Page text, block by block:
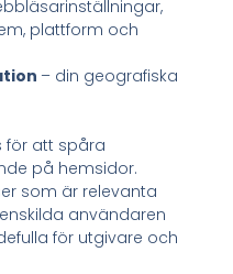
plattform och
– din geografiska
för att spåra
på hemsidor.
som är relevanta
användaren
för utgivare och